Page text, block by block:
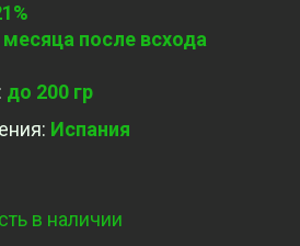
месяца после всхода
: до 200 гр
: Испания
в наличии